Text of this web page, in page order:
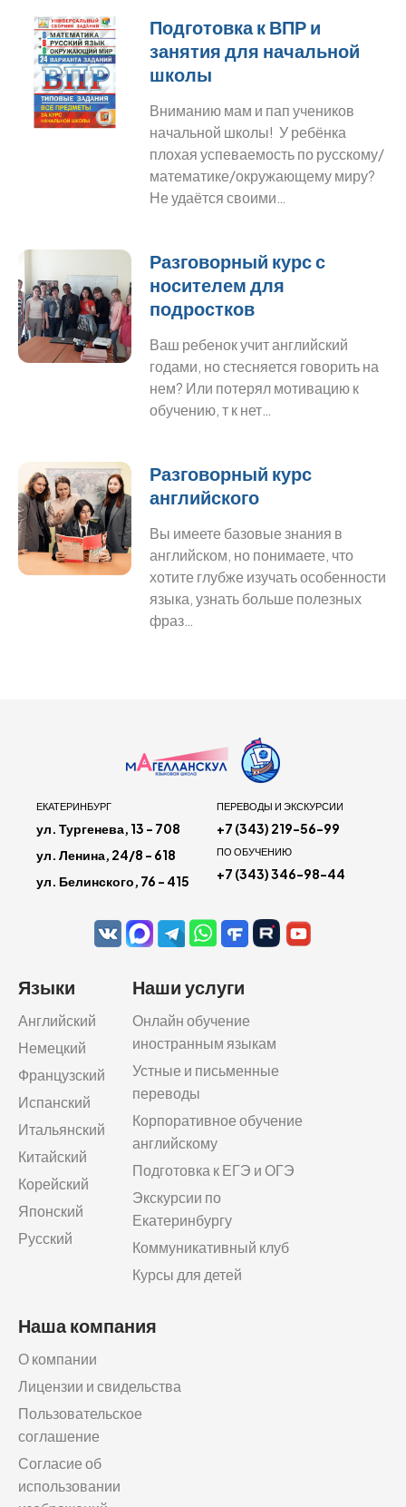
Подготовка к ВПР и
занятия для начальной
школы
Вниманию мам и пап учеников
начальной школы! У ребёнка
плохая успеваемость по русскому/
математике/окружающему миру?
Не удаётся своими…
Разговорный курс с
носителем для
подростков
Ваш ребенок учит английский
годами, но стесняется говорить на
нем? Или потерял мотивацию к
обучению, т к нет…
Разговорный курс
английского
Вы имеете базовые знания в
английском, но понимаете, что
хотите глубже изучать особенности
языка, узнать больше полезных
фраз…
ЕКАТЕРИНБУРГ
ул. Тургенева, 13 - 708
ул. Ленина, 24/8 - 618
ул. Белинского, 76 - 415
ПЕРЕВОДЫ И ЭКСКУРСИИ
+7 (343) 219-56-99
ПО ОБУЧЕНИЮ
+7 (343) 346-98-44
Языки
Английский
Немецкий
Французский
Испанский
Итальянский
Китайский
Корейский
Японский
Русский
Наши услуги
Онлайн обучение
иностранным языкам
Устные и письменные
переводы
Корпоративное обучение
английскому
Подготовка к ЕГЭ и ОГЭ
Экскурсии по
Екатеринбургу
Коммуникативный клуб
Курсы для детей
Наша компания
О компании
Лицензии и свидельства
Пользовательское
соглашение
Согласие об
использовании